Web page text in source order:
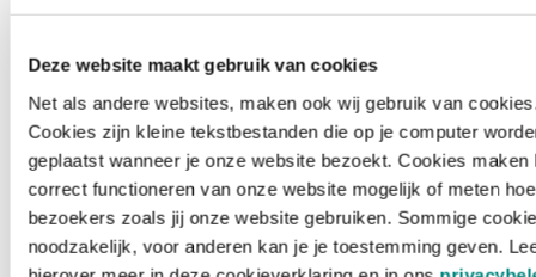
Deze website maakt gebruik van cookies
Net als andere websites, maken ook wij gebruik van
Cookies zijn kleine tekstbestanden die op je computer
geplaatst wanneer je onze website bezoekt. Cookies maken
correct functioneren van onze website mogelijk of meten hoe
bezoekers zoals jij onze website gebruiken. Sommige
noodzakelijk, voor anderen kan je je toestemming geven.